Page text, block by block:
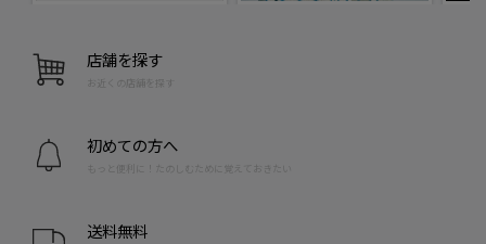
店舗を探す
お近くの店舗を探す
初めての方へ
もっと便利に！たのしむために覚えておきたい
送料無料